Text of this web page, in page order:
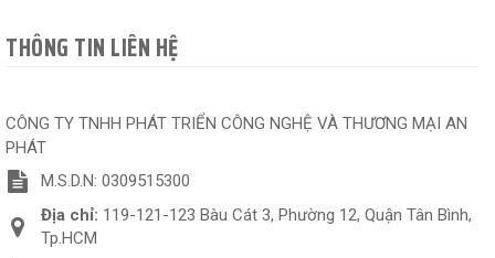
THÔNG TIN LIÊN HỆ
CÔNG TY TNHH PHÁT TRIỂN CÔNG NGHỆ VÀ THƯƠNG MẠI AN
PHÁT
M.S.D.N: 0309515300
Địa chỉ: 119-121-123 Bàu Cát 3, Phường 12, Quận Tân Bình,
Tp.HCM